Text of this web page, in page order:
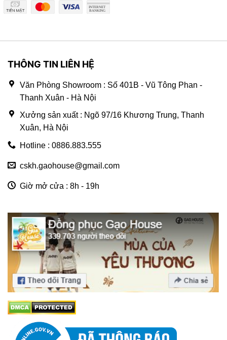
THÔNG TIN LIÊN HỆ
Văn Phòng Showroom : Số 401B - Vũ Tông Phan -
Thanh Xuân - Hà Nội
Xưởng sản xuất : Ngõ 97/16 Khương Trung, Thanh
Xuân, Hà Nội
Hotline : 0886.883.555
cskh.gaohouse@gmail.com
Giờ mở cửa : 8h - 19h